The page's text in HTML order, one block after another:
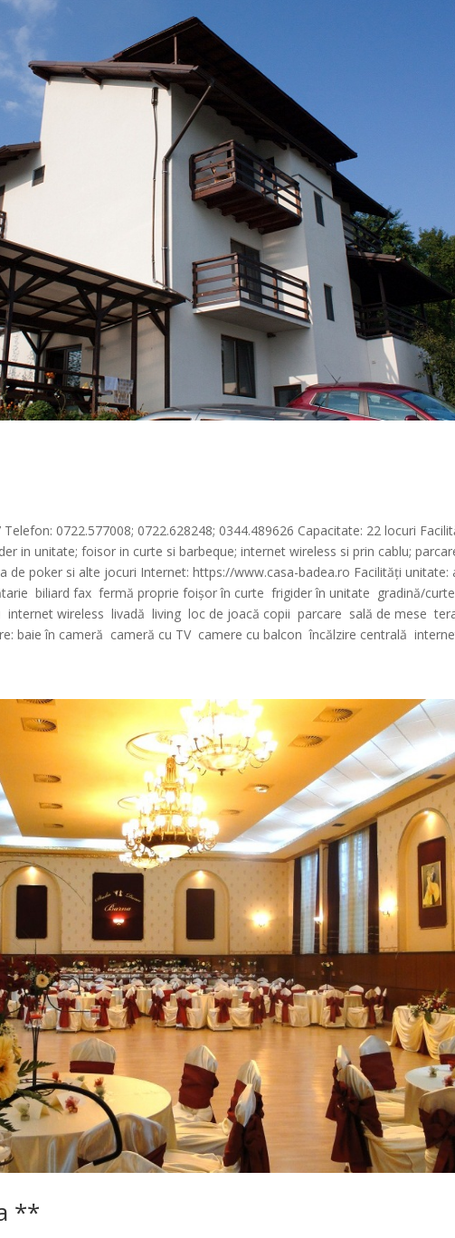
0722.577008; 0722.628248; 0344.489626 Capacitate: 22 locuri
in unitate; foisor in curte si barbeque; internet wireless si prin cablu;
de poker si alte jocuri Internet: https://www.casa-badea.ro Facilități unitate:
biliard fax fermă proprie foișor în curte frigider în unitate gradină/
internet wireless livadă living loc de joacă copii parcare sală de mese
baie în cameră cameră cu TV camere cu balcon încălzire centrală
**